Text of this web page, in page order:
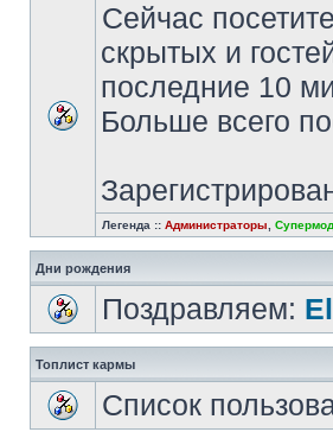
Сейчас
скрытых и
последние 10
Больше всего
Легенда :: Администраторы
Дни рождения
Поздравляем:
Топлист кармы
Список